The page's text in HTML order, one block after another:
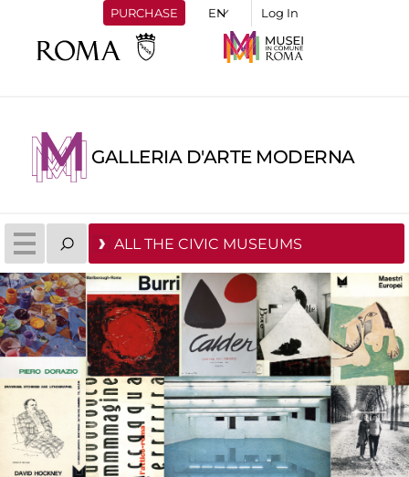
PURCHASE Log In
GALLERIA D'ARTE MODERNA
ALL THE CIVIC MUSEUMS